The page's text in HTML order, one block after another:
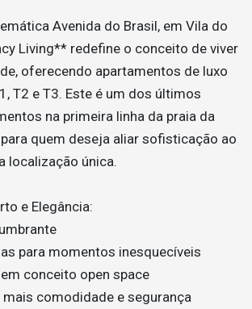
Avenida do Brasil, em Vila do
Living** redefine o conceito de viver
oferecendo apartamentos de luxo
T2 e T3. Este é um dos últimos
na primeira linha da praia da
quem deseja aliar sofisticação ao
localização única.
e Elegância:
para momentos inesquecíveis
conceito open space
comodidade e segurança